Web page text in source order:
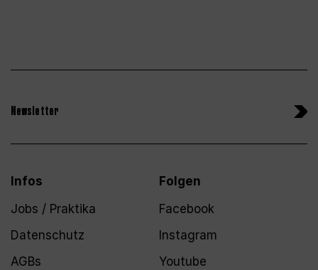
Newsletter
Infos
Jobs / Praktika
Datenschutz
AGBs
Folgen
Facebook
Instagram
Youtube